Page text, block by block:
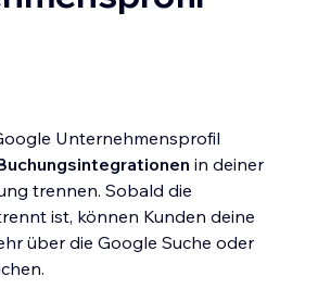
Unternehmensprofil
in deiner
trennen. Sobald die
ist, können Kunden deine
über die Google Suche oder